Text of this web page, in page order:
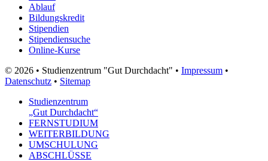
Ablauf
Bildungskredit
Stipendien
Stipendiensuche
Online-Kurse
© 2026 • Studienzentrum "Gut Durchdacht" • Impressum •
Datenschutz • Sitemap
Studienzentrum
„Gut Durchdacht“
FERNSTUDIUM
WEITERBILDUNG
UMSCHULUNG
ABSCHLÜSSE